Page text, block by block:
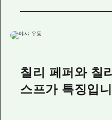
칠리 페퍼와 칠
스프가 특징입